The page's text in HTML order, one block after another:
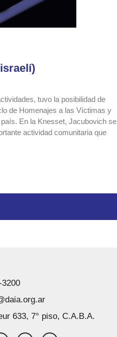
tuvo la posibilidad de
de Homenajes a las Víctimas y
En la Knesset, Jacubovich se
actividad comunitaria que
3200
633, 7° piso, C.A.B.A.